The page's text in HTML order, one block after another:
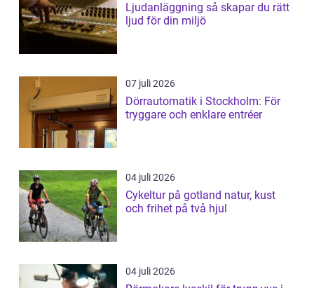
Ljudanläggning så skapar du rätt
ljud för din miljö
07 juli 2026
Dörrautomatik i Stockholm: För
tryggare och enklare entréer
04 juli 2026
Cykeltur på gotland natur, kust
och frihet på två hjul
04 juli 2026